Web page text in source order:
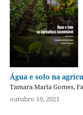
Água e solo na
Tamara Maria Gomes,
outubro 19, 2021